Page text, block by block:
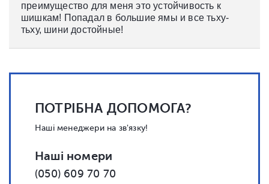
преимущество для меня это устойчивость к
шишкам! Попадал в большие ямы и все тьху-
тьху, шини достойные!
ПОТРІБНА ДОПОМОГА?
Наші менеджери на зв'язку!
Наші номери
(050) 609 70 70